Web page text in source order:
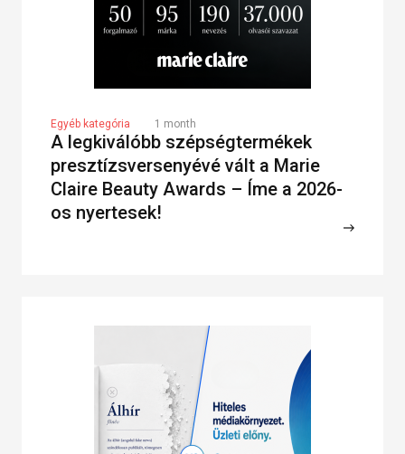
Egyéb kategória 1 month
A legkiválóbb szépségtermékek
presztízsversenyévé vált a Marie
Claire Beauty Awards – Íme a 2026-
os nyertesek!